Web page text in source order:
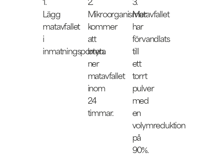
Lägg
matavfallet
i
inmatningsporten.
Mikroorganismer
kommer
att
bryta
ner
matavfallet
inom
24
timmar.
Matavfallet
har
förvandlats
till
ett
torrt
pulver
med
en
volymreduktion
på
90%.